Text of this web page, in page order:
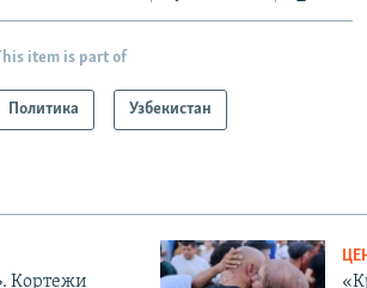
item is part of
Политика Узбекистан
Кортежи